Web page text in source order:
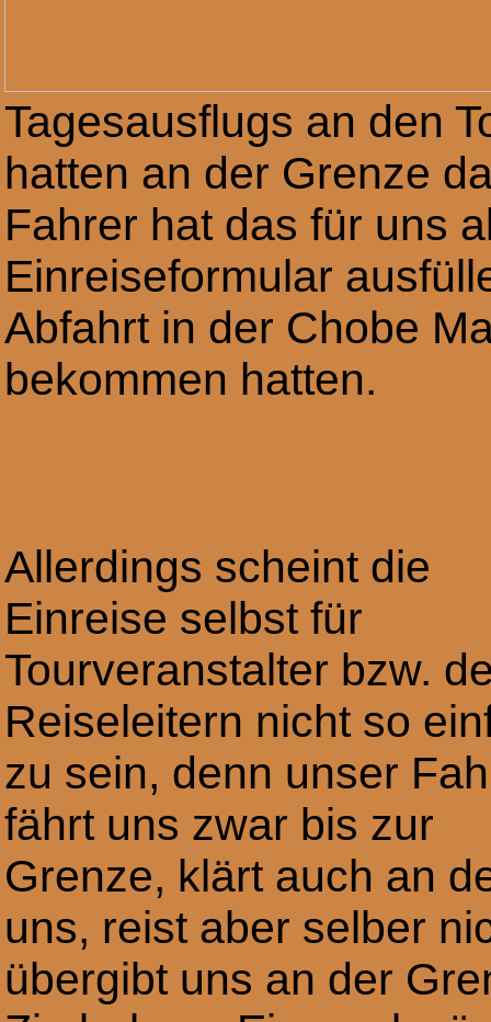
Tagesausflugs an den
hatten an der Grenze
Fahrer hat das für uns
Einreiseformular
Abfahrt in der Chobe
bekommen hatten.
Allerdings scheint die
Einreise selbst für
Tourveranstalter bzw.
Reiseleitern nicht so
zu sein, denn unser
fährt uns zwar bis zur
Grenze, klärt auch an
uns, reist aber selber
übergibt uns an der